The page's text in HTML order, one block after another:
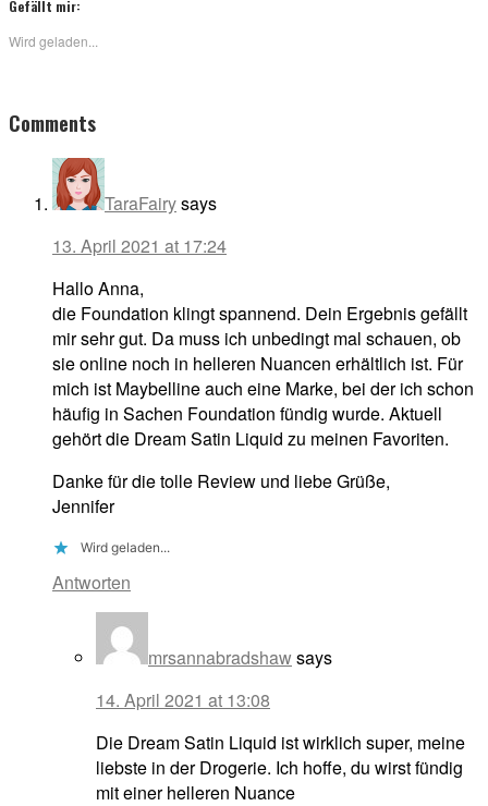
Gefällt mir:
Wird geladen...
Reader
Interactions
Comments
TaraFairysays
13. April 2021 at 17:24
Hallo Anna,
die Foundation klingt spannend. Dein Ergebnis gefällt
mir sehr gut. Da muss ich unbedingt mal schauen, ob
sie online noch in helleren Nuancen erhältlich ist. Für
mich ist Maybelline auch eine Marke, bei der ich schon
häufig in Sachen Foundation fündig wurde. Aktuell
gehört die Dream Satin Liquid zu meinen Favoriten.
Danke für die tolle Review und liebe Grüße,
Jennifer
Wird geladen...
Antworten
mrsannabradshawsays
14. April 2021 at 13:08
Die Dream Satin Liquid ist wirklich super, meine
liebste in der Drogerie. Ich hoffe, du wirst fündig
mit einer helleren Nuance